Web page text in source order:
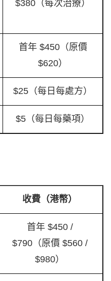
$380（每次治療）
首年 $450（原價
$620）
$25（每日每處方）
$5（每日每藥項）
收費（港幣）
首年 $450 /
$790（原價 $560 /
$980）